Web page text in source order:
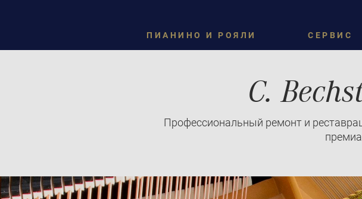
ПИАНИНО И РОЯЛИ СЕРВИС
C.
Профессиональный ремонт и